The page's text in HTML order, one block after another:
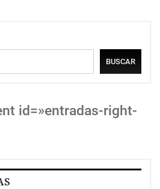
BUSCAR
id=»entradas-right-